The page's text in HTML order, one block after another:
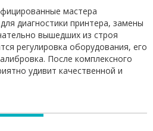
мастера
диагностики принтера, замены
вышедших из строя
регулировка оборудования, его
После комплексного
удивит качественной и